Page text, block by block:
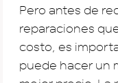
Pero antes de
reparaciones
costo, es
puede hacer un